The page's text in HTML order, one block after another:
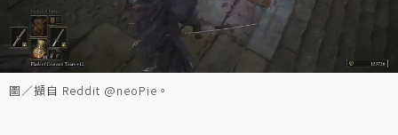
圖／擷自 Reddit @neoPie。